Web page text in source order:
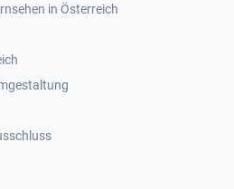
in Österreich